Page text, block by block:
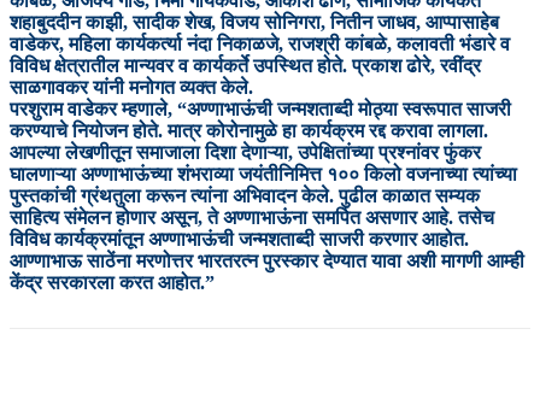
शहाबुददीन काझी, सादीक शेख, विजय सोनिगरा, नितीन जाधव, आप्पासाहेब
वाडेकर, महिला कार्यकर्त्या नंदा निकाळजे, राजश्री कांबळे, कलावती भंडारे व
विविध क्षेत्रातील मान्यवर व कार्यकर्ते उपस्थित होते. प्रकाश ढोरे, रवींद्र
साळगावकर यांनी मनोगत व्यक्त केले.
परशुराम वाडेकर म्हणाले, “अण्णाभाऊंची जन्मशताब्दी मोठ्या स्वरूपात साजरी
करण्याचे नियोजन होते. मात्र कोरोनामुळे हा कार्यक्रम रद्द करावा लागला.
आपल्या लेखणीतून समाजाला दिशा देणाऱ्या, उपेक्षितांच्या प्रश्नांवर फुंकर
घालणाऱ्या अण्णाभाऊंच्या शंभराव्या जयंतीनिमित्त १०० किलो वजनाच्या त्यांच्या
पुस्तकांची ग्रंथतुला करून त्यांना अभिवादन केले. पुढील काळात सम्यक
साहित्य संमेलन होणार असून, ते अण्णाभाऊंना समर्पित असणार आहे. तसेच
विविध कार्यक्रमांतून अण्णाभाऊंची जन्मशताब्दी साजरी करणार आहोत.
आण्णाभाऊ साठेंना मरणोत्तर भारतरत्न पुरस्कार देण्यात यावा अशी मागणी आम्ही
केंद्र सरकारला करत आहोत.”